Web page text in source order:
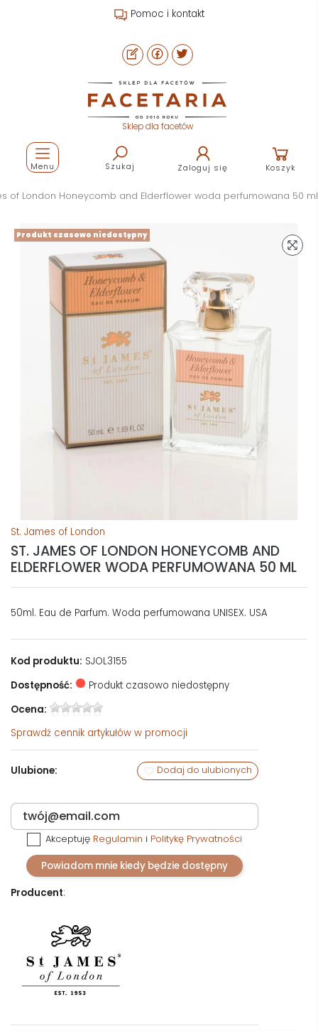
Pomoc i kontakt
Sklep dla facetów
Szukaj Zaloguj się Koszyk
Menu
of London Honeycomb and Elderflower woda perfumowana 50 ml
Produkt czasowo niedostępny
St. James of London
ST. JAMES OF LONDON HONEYCOMB AND
ELDERFLOWER WODA PERFUMOWANA 50 ML
50ml. Eau de Parfum. Woda perfumowana UNISEX. USA
Kod produktu: SJOL3155
Dostępność:
Produkt czasowo niedostępny
Ocena:
Sprawdź cennik artykułów w promocji
Ulubione: Dodaj do ulubionych
Akceptuję Regulamin i Politykę Prywatności
Powiadom mnie kiedy będzie dostępny
Producent: